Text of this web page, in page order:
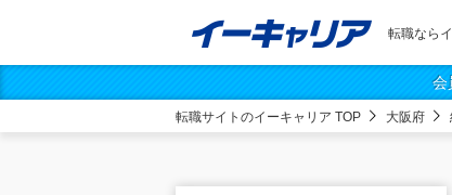
転職なら
会
転職サイトのイーキャリア TOP 大阪府